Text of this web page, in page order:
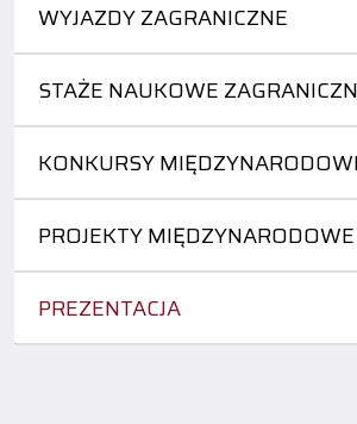
WYJAZDY ZAGRANICZNE
STAŻE NAUKOWE
KONKURSY
PROJEKTY MIĘDZYNARODOWE
PREZENTACJA